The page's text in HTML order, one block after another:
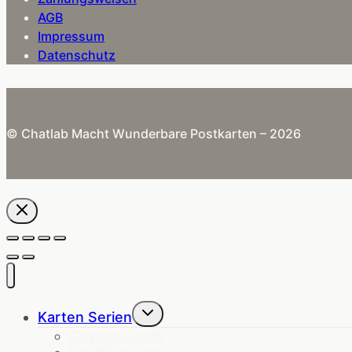
AGB
Impressum
Datenschutz
© Chatlab Macht Wunderbare Postkarten – 2026
Karten Serien Untermenü
umschalten